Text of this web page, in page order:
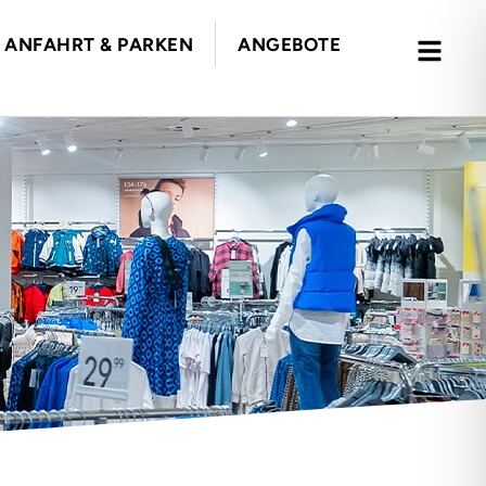
ANGEBOTE
ANFAHRT & PARKEN